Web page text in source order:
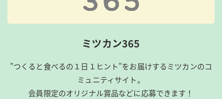
ミツカン365
”つくると食べるの１日１ヒント”をお届けするミツカンのコ
ミュニティサイト。
会員限定のオリジナル賞品などに応募できます！